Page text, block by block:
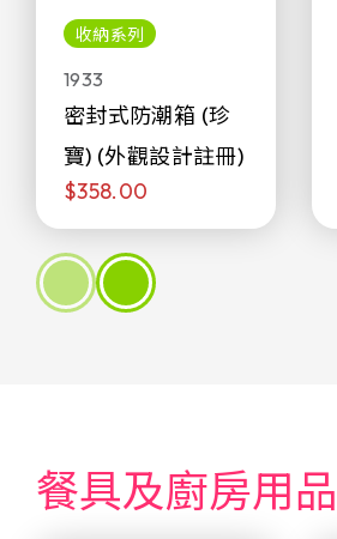
收納系列
1933
密封式防潮箱 (珍
寶) (外觀設計註冊)
$358.00
餐具及廚房用品